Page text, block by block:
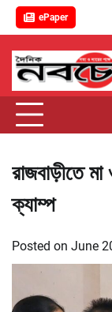
ePaper
content
রাজবাড়ীতে
ক্যাম্প
Posted on June